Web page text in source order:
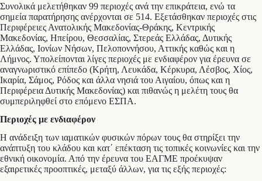
Συνολικά μελετήθηκαν 99 περιοχές ανά την επικράτεια, ενώ τα
σημεία παρατήρησης ανέρχονται σε 514. Εξετάσθηκαν περιοχές στις
Περιφέρειες Ανατολικής Μακεδονίας-Θράκης, Κεντρικής
Μακεδονίας, Ηπείρου, Θεσσαλίας, Στερεάς Ελλάδας, Δυτικής
Ελλάδας, Ιονίων Νήσων, Πελοποννήσου, Αττικής καθώς και η
Λήμνος. Υπολείπονται λίγες περιοχές με ενδιαφέρον για έρευνα σε
αναγνωριστικό επίπεδο (Κρήτη, Λευκάδα, Κέρκυρα, Λέσβος, Χίος,
Ικαρία, Σάμος, Ρόδος και άλλα νησιά του Αιγαίου, όπως και η
Περιφέρεια Δυτικής Μακεδονίας) και πιθανώς η μελέτη τους θα
συμπεριληφθεί στο επόμενο ΕΣΠΑ.
Περιοχές με ενδιαφέρον
Η ανάδειξη των ιαματικών φυσικών πόρων τους θα στηρίξει την
ανάπτυξη του κλάδου και κατ΄ επέκταση τις τοπικές κοινωνίες και την
εθνική οικονομία. Από την έρευνα του ΕΑΓΜΕ προέκυψαν
εξαιρετικές προοπτικές, μεταξύ άλλων, για τις εξής περιοχές: